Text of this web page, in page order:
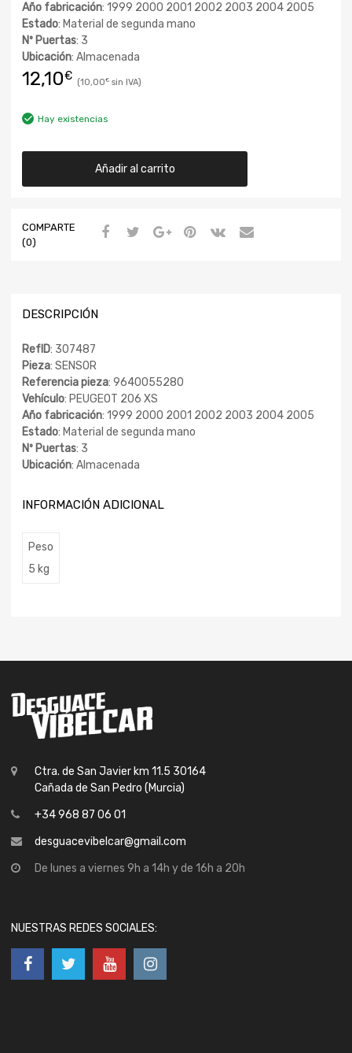
Año fabricación: 1999 2000 2001 2002 2003 2004 2005
Estado: Material de segunda mano
Nº Puertas: 3
Ubicación: Almacenada
12,10€ 10,00€
Hay existencias
Añadir al carrito
COMPARTE
(0)
DESCRIPCIÓN
RefID: 307487
Pieza: SENSOR
Referencia pieza: 9640055280
Vehículo: PEUGEOT 206 XS
Año fabricación: 1999 2000 2001 2002 2003 2004 2005
Estado: Material de segunda mano
Nº Puertas: 3
Ubicación: Almacenada
INFORMACIÓN ADICIONAL
Peso
5 kg
Ctra. de San Javier km 11.5 30164
Cañada de San Pedro (Murcia)
+34 968 87 06 01
desguacevibelcar@gmail.com
De lunes a viernes 9h a 14h y de 16h a 20h
NUESTRAS REDES SOCIALES: